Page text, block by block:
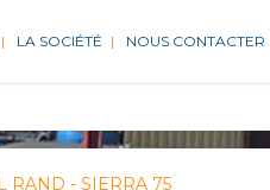
LA SOCIÉTÉ NOUS CONTACTER
RAND - SIERRA 75